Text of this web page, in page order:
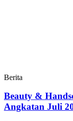
Berita
Beauty &
Angkatan Juli